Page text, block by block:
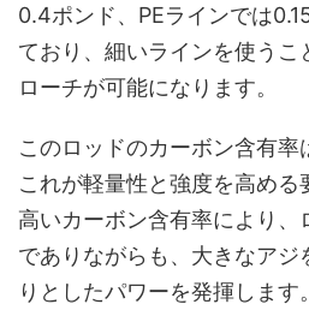
0.4ポンド、PEラインでは
ており、細いラインを使う
ローチが可能になります。
このロッドのカーボン含有率
これが軽量性と強度を高める
高いカーボン含有率により
でありながらも、大きなア
りとしたパワーを発揮します。